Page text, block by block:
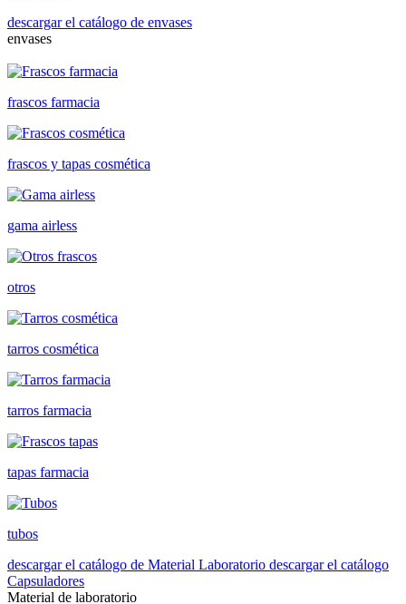
descargar el catálogo de envases
envases
frascos farmacia
frascos y tapas cosmética
gama airless
otros
tarros cosmética
tarros farmacia
tapas farmacia
tubos
descargar el catálogo de Material Laboratorio descargar el catálogo
Capsuladores
Material de laboratorio